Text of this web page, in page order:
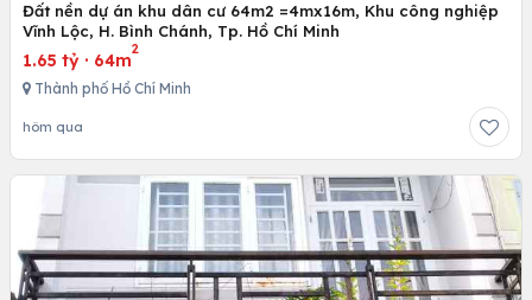
Đất nền dự án khu dân cư 64m2 =4mx16m, Khu công nghiệp
Vĩnh Lộc, H. Bình Chánh, Tp. Hồ Chí Minh
1.65 tỷ · 64m
2
Thành phố Hồ Chí Minh
hôm qua